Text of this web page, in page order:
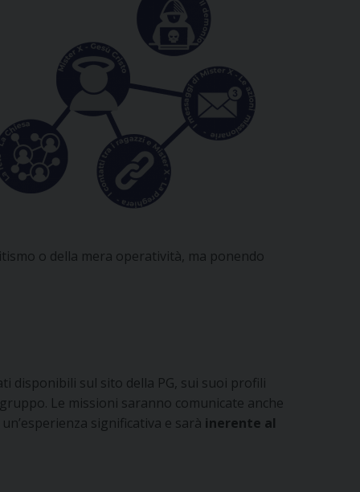
o della mera operatività, ma ponendo
disponibili sul sito della PG, sui suoi profili
Le missioni saranno comunicate anche
significativa e sarà inerente al